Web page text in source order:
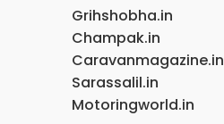
Grihshobha.in
Champak.in
Caravanmagazine.in
Sarassalil.in
Motoringworld.in